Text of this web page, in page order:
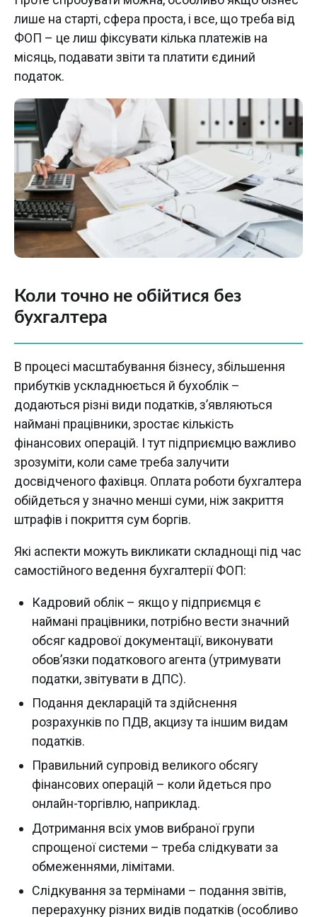
лише на старті, сфера проста, і все, що треба від
ФОП – це лиш фіксувати кілька платежів на
місяць, подавати звіти та платити єдиний
податок.
Коли точно не обійтися без
бухгалтера
В процесі масштабування бізнесу, збільшення
прибутків ускладнюється й бухоблік –
додаються різні види податків, з’являються
наймані працівники, зростає кількість
фінансових операцій. І тут підприємцю важливо
зрозуміти, коли саме треба залучити
досвідченого фахівця. Оплата роботи бухгалтера
обійдеться у значно менші суми, ніж закриття
штрафів і покриття сум боргів.
Які аспекти можуть викликати складнощі під час
самостійного ведення бухгалтерії ФОП:
Кадровий облік – якщо у підприємця є
наймані працівники, потрібно вести значний
обсяг кадрової документації, виконувати
обов’язки податкового агента (утримувати
податки, звітувати в ДПС).
Подання декларацій та здійснення
розрахунків по ПДВ, акцизу та іншим видам
податків.
Правильний супровід великого обсягу
фінансових операцій – коли йдеться про
онлайн-торгівлю, наприклад.
Дотримання всіх умов вибраної групи
спрощеної системи – треба слідкувати за
обмеженнями, лімітами.
Слідкування за термінами – подання звітів,
перерахунку різних видів податків (особливо